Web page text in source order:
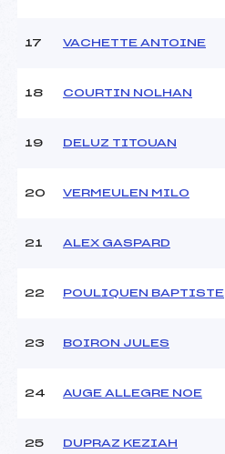
17 VACHETTE ANTOINE
18 COURTIN NOLHAN
19 DELUZ TITOUAN
20 VERMEULEN MILO
21 ALEX GASPARD
22 POULIQUEN BAPTISTE
23 BOIRON JULES
24 AUGE ALLEGRE NOE
25 DUPRAZ KEZIAH